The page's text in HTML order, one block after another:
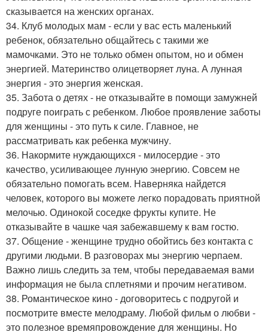
сказывается на женских органах.
34. Клуб молодых мам - если у вас есть маленький
ребенок, обязательно общайтесь с такими же
мамочками. Это не только обмен опытом, но и обмен
энергией. Материнство олицетворяет луна. А лунная
энергия - это энергия женская.
35. Забота о детях - не отказывайте в помощи замужней
подруге поиграть с ребенком. Любое проявление заботы
для женщины - это путь к силе. Главное, не
рассматривать как ребенка мужчину.
36. Накормите нуждающихся - милосердие - это
качество, усиливающее лунную энергию. Совсем не
обязательно помогать всем. Наверняка найдется
человек, которого вы можете легко порадовать приятной
мелочью. Одинокой соседке фрукты купите. Не
отказывайте в чашке чая забежавшему к вам гостю.
37. Общение - женщине трудно обойтись без контакта с
другими людьми. В разговорах мы энергию черпаем.
Важно лишь следить за тем, чтобы передаваемая вами
информация не была сплетнями и прочим негативом.
38. Романтическое кино - договоритесь с подругой и
посмотрите вместе мелодраму. Любой фильм о любви -
это полезное времяпровождение для женщины. Но